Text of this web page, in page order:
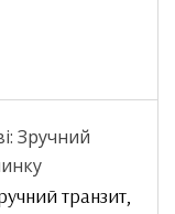
транзит,